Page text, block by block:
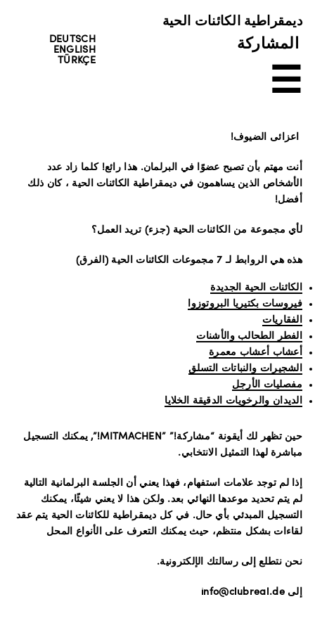
ديمقراطية الكائنات الحية
المشاركة
☰
DEUTSCH
ENGLISH
TÜRKÇE
اعزائى الضيوف!
أنت مهتم بأن تصبح عضوًا في البرلمان. هذا رائع! كلما زاد عدد
الأشخاص الذين يساهمون في ديمقراطية الكائنات الحية ، كان ذلك
أفضل!
لأي مجموعة من الكائنات الحية (جزء) تريد العمل؟
هذه هي الروابط لـ 7 مجموعات الكائنات الحية (الفرق)
الكائنات الحية الجديدة
فيروسات بكتيريا البروتوزوا
الفقاريات
الفطر الطحالب والأشنات
أعشاب أعشاب معمرة
الشجيرات والنباتات التسلق
مفصليات الأرجل
الديدان والرخويات الدقيقة الخلايا
حين تظهر لك أيقونة “مشاركة!” ”MITMACHEN!”, يمكنك التسجيل
مباشرة لهذا التمثيل الانتخابي.
إذا لم توجد علامات استفهام، فهذا يعني أن الجلسة البرلمانية التالية
لم يتم تحديد موعدها النهائي بعد. ولكن هذا لا يعني شيئًا، يمكنك
التسجيل المبدئي بأي حال. في كل ديمقراطية للكائنات الحية يتم عقد
لقاءات بشكل منتظم، حيث يمكنك التعرف على الأنواع المحل
نحن نتطلع إلى رسالتك الإلكترونية.
إلى info@clubreal.de